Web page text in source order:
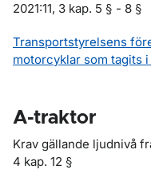
2021:11, 3 kap. 5 § - 8 §
Transportstyrelsens
motorcyklar som tagits
A-traktor
Krav gällande ljudnivå
4 kap. 12 §